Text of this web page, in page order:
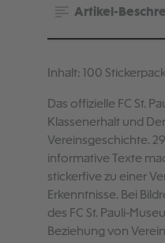
Artikel-
Inhalt: 100
Das offizielle FC St.
Klassenerhalt und
Vereinsgeschichte.
informative Texte
stickerfive zu einer
Erkenntnisse. Bei
des FC St. Pauli-
Beziehung von